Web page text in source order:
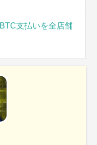
支払いを全店舗